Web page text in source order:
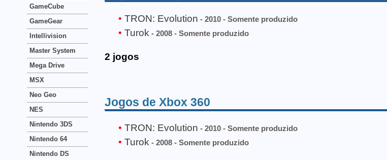
TRON: Evolution - 2010 - Somente produzido
Turok - 2008 - Somente produzido
2 jogos
Jogos de Xbox 360
TRON: Evolution - 2010 - Somente produzido
Turok - 2008 - Somente produzido
GameCube
GameGear
Intellivision
Master System
Mega Drive
MSX
Neo Geo
NES
Nintendo 3DS
Nintendo 64
Nintendo DS